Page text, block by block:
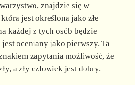
znajdzie się w
jest określona jako złe
każdej z tych osób będzie
jest oceniany jako pierwszy. Ta
zapytania możliwość, że
a zły człowiek jest dobry.